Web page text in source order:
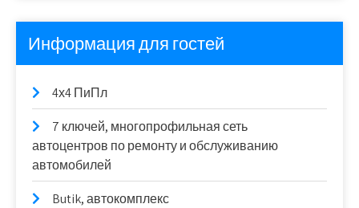
Информация для гостей
4х4 ПиПл
7 ключей, многопрофильная сеть
автоцентров по ремонту и обслуживанию
автомобилей
Butik, автокомплекс